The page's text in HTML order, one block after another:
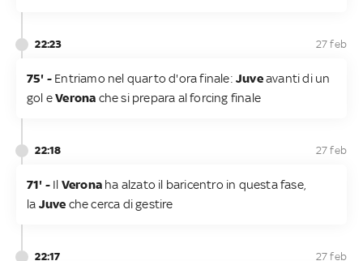
22:23 27 feb
75' - Entriamo nel quarto d'ora finale:Juveavanti di un
gol eVerona che si prepara al forcing finale
22:18 27 feb
71' - Il Verona ha alzato il baricentro in questa fase,
la Juve che cerca di gestire
22:17 27 feb